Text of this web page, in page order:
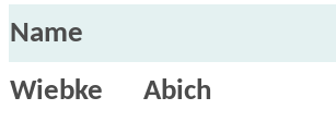
Name
Wiebke
Abich